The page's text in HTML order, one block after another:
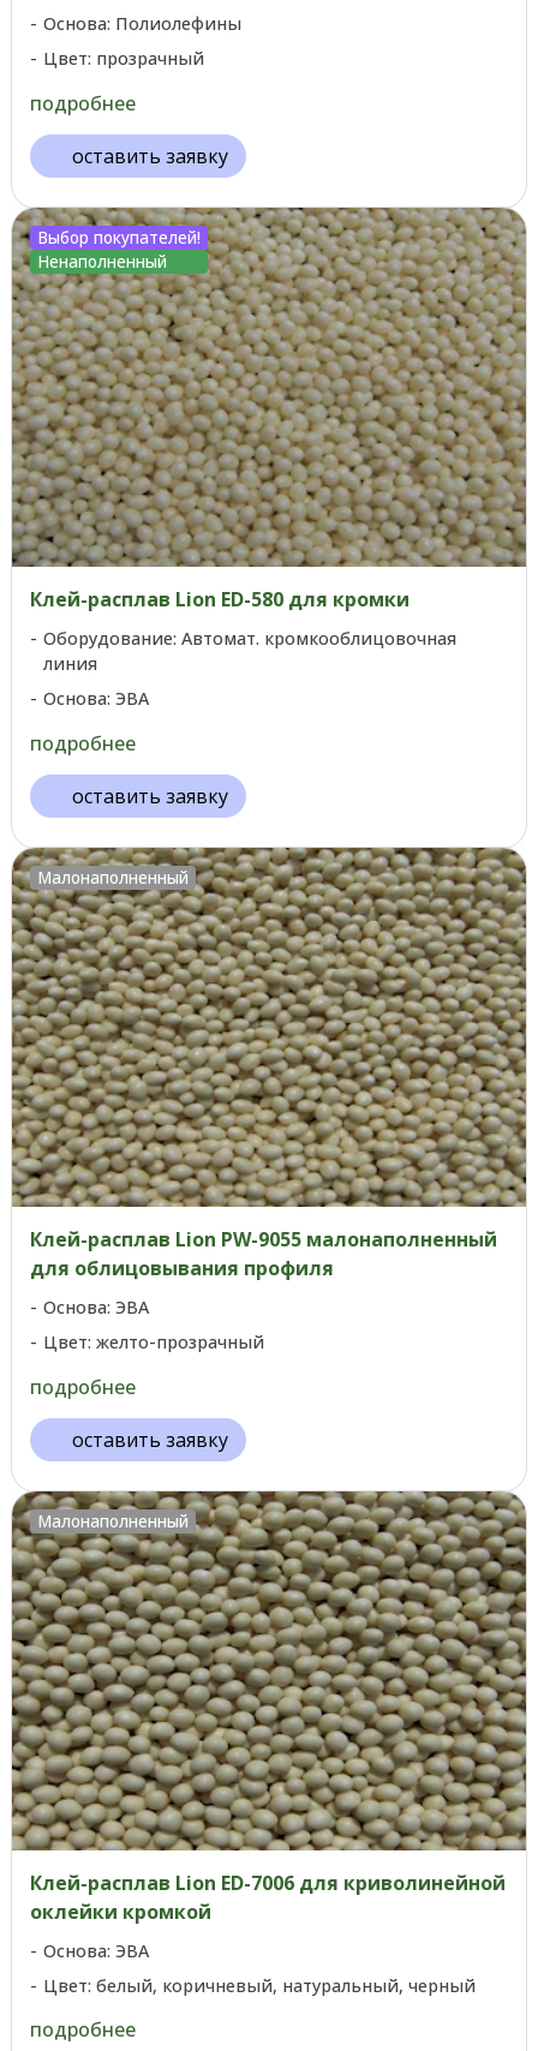
Основа: Полиолефины
Цвет: прозрачный
подробнее
оставить заявку
Выбор покупателей!
Ненаполненный
Клей-расплав Lion ED-580 для кромки
Оборудование: Автомат. кромкооблицовочная
линия
Основа: ЭВА
подробнее
оставить заявку
Малонаполненный
Клей-расплав Lion PW-9055 малонаполненный
для облицовывания профиля
Основа: ЭВА
Цвет: желто-прозрачный
подробнее
оставить заявку
Малонаполненный
Клей-расплав Lion ED-7006 для криволинейной
оклейки кромкой
Основа: ЭВА
Цвет: белый, коричневый, натуральный, черный
подробнее